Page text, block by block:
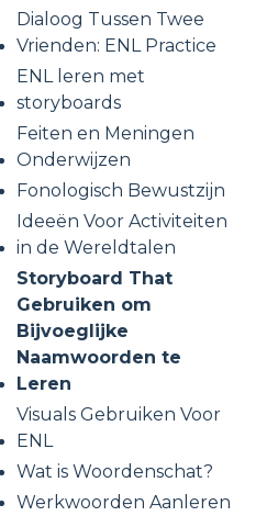
Dialoog Tussen Twee
Vrienden: ENL Practice
ENL leren met
storyboards
Feiten en Meningen
Onderwijzen
Fonologisch Bewustzijn
Ideeën Voor Activiteiten
in de Wereldtalen
Storyboard That
Gebruiken om
Bijvoeglijke
Naamwoorden te
Leren
Visuals Gebruiken Voor
ENL
Wat is Woordenschat?
Werkwoorden Aanleren